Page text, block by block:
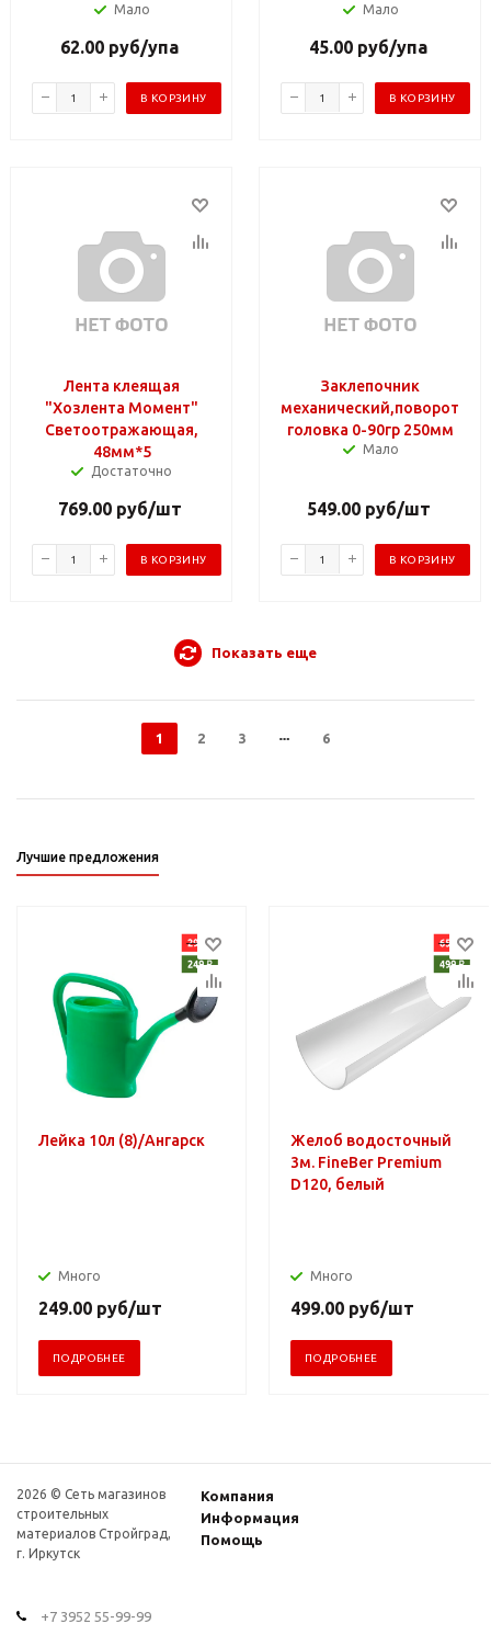
Мало
62.00 руб/упа
В КОРЗИНУ
Мало
45.00 руб/упа
В КОРЗИНУ
Лента клеящая
"Хозлента Момент"
Светоотражающая,
48мм*5
Достаточно
769.00руб/шт
В КОРЗИНУ
Заклепочник
механический,поворотная
головка 0-90гр 250мм
Мало
549.00руб/шт
В КОРЗИНУ
Показать еще
1 2 3 6
Лучшие предложения
Лейка 10л (8)/Ангарск
Много
249.00 руб/шт
ПОДРОБНЕЕ
Желоб водосточный
3м. FineBer Premium
D120, белый
Много
499.00 руб/шт
ПОДРОБНЕЕ
2026 © Сеть магазинов
строительных
материалов Стройград,
г. Иркутск
Компания
Информация
Помощь
+7 3952 55-99-99